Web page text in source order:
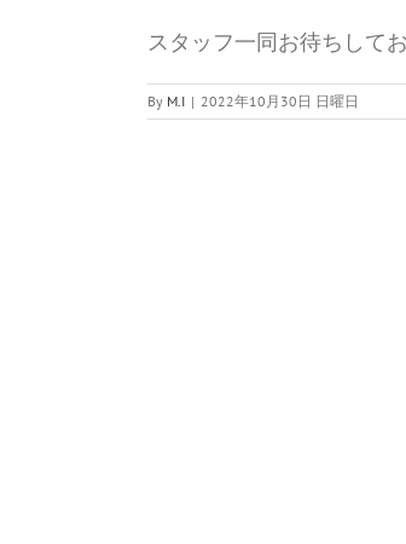
スタッフ一同お待ちして
By M.I | 2022年10月30日 日曜日